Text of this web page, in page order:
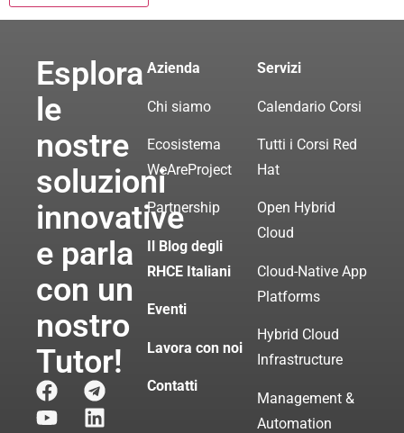
Esplora
le
nostre
soluzioni
innovative
e parla
con un
nostro
Tutor!
Azienda
Chi siamo
Ecosistema
WeAreProject
Partnership
Il Blog degli
RHCE Italiani
Eventi
Lavora con noi
Contatti
Servizi
Calendario Corsi
Tutti i Corsi Red
Hat
Open Hybrid
Cloud
Cloud-Native App
Platforms
Hybrid Cloud
Infrastructure
Management &
Automation